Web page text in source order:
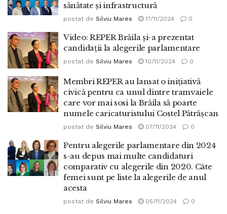
sănătate și infrastructură
postat de Silviu Mares 17/11/2024 0
Video: REPER Brăila și-a prezentat
candidații la alegerile parlamentare
postat de Silviu Mares 10/11/2024 0
Membri REPER au lansat o inițiativă
civică pentru ca unul dintre tramvaiele
care vor mai sosi la Brăila să poarte
numele caricaturistului Costel Pătrășcan
postat de Silviu Mares 07/11/2024 0
Pentru alegerile parlamentare din 2024
s-au depus mai multe candidaturi
comparativ cu alegerile din 2020. Câte
femei sunt pe liste la alegerile de anul
acesta
postat de Silviu Mares 05/11/2024 0